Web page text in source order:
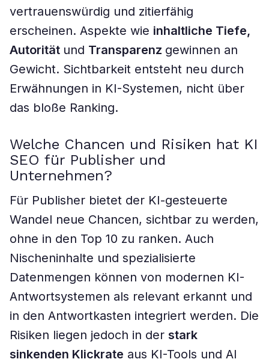
vertrauenswürdig und zitierfähig
erscheinen. Aspekte wie inhaltliche Tiefe,
Autorität und Transparenz gewinnen an
Gewicht. Sichtbarkeit entsteht neu durch
Erwähnungen in KI-Systemen, nicht über
das bloße Ranking.
Welche Chancen und Risiken hat KI
SEO für Publisher und
Unternehmen?
Für Publisher bietet der KI-gesteuerte
Wandel neue Chancen, sichtbar zu werden,
ohne in den Top 10 zu ranken. Auch
Nischeninhalte und spezialisierte
Datenmengen können von modernen KI-
Antwortsystemen als relevant erkannt und
in den Antwortkasten integriert werden. Die
Risiken liegen jedoch in der stark
sinkenden Klickrate aus KI-Tools und AI